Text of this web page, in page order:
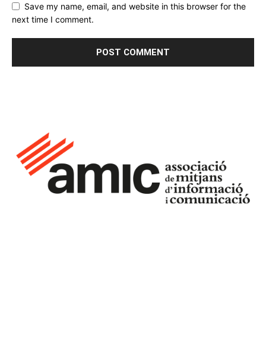
Save my name, email, and website in this browser for the
next time I comment.